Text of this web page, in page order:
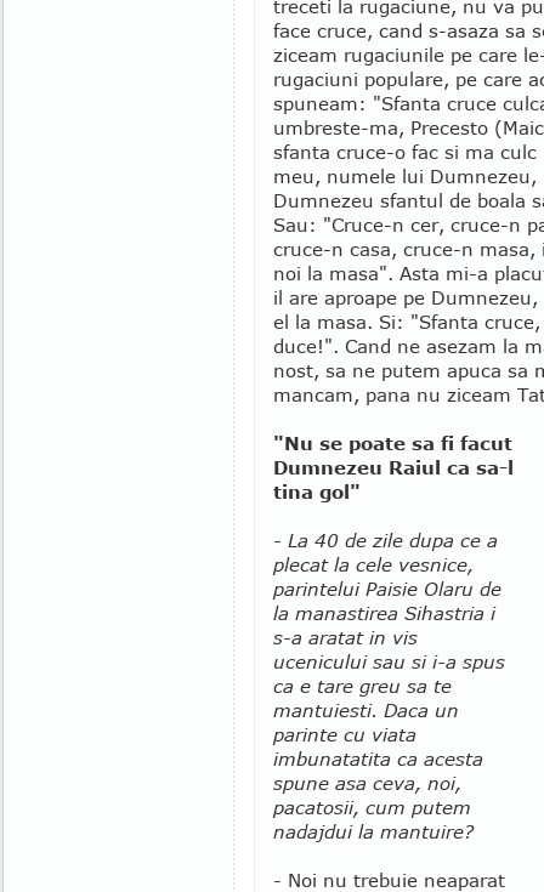
treceti la rugaciune, nu va
face cruce, cand s-asaza sa
ziceam rugaciunile pe care
rugaciuni populare, pe care
spuneam: "Sfanta cruce
umbreste-ma, Precesto
sfanta cruce-o fac si ma
meu, numele lui Dumnezeu,
Dumnezeu sfantul de boala
Sau: "Cruce-n cer, cruce-n
cruce-n casa, cruce-n
noi la masa". Asta mi-a
il are aproape pe
el la masa. Si: "Sfanta
duce!". Cand ne asezam la
nost, sa ne putem apuca sa
mancam, pana nu ziceam
"Nu se poate sa fi facut
Dumnezeu Raiul ca sa-l
tina gol"
- La 40 de zile dupa ce a
plecat la cele vesnice,
parintelui Paisie Olaru de
la manastirea Sihastria i
s-a aratat in vis
ucenicului sau si i-a spus
ca e tare greu sa te
mantuiesti. Daca un
parinte cu viata
imbunatatita ca acesta
spune asa ceva, noi,
pacatosii, cum putem
nadajdui la mantuire?
- Noi nu trebuie neaparat